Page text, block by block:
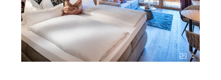
Sauna- und Relaxwelten auf 2.200 m²
Programm-Highlights: Almbrunch,
geführte Wander- und Bike-Touren
2